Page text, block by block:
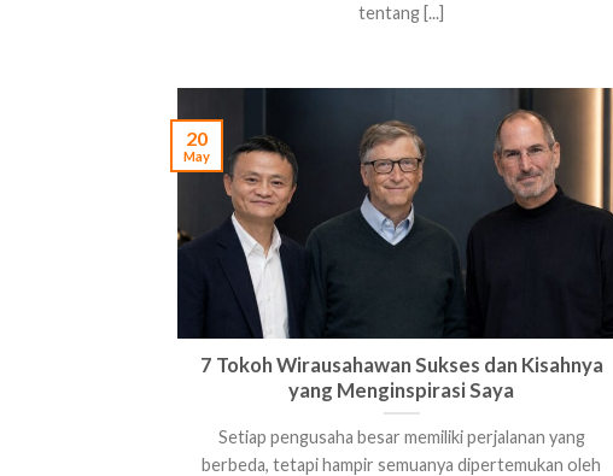
tentang [...]
7 Tokoh Wirausahawan Sukses dan Kisahnya
yang Menginspirasi Saya
Setiap pengusaha besar memiliki perjalanan yang
berbeda, tetapi hampir semuanya dipertemukan oleh
20
May